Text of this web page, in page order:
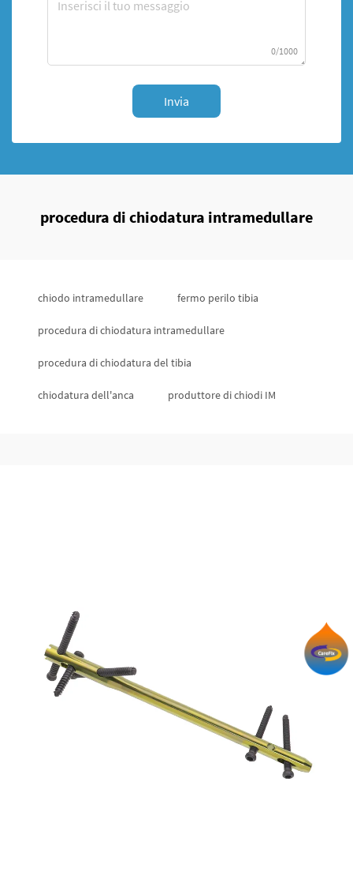
0/1000
Invia
procedura di chiodatura intramedullare
chiodo intramedullare fermo perilo tibia
procedura di chiodatura intramedullare
procedura di chiodatura del tibia
chiodatura dell'anca produttore di chiodi IM